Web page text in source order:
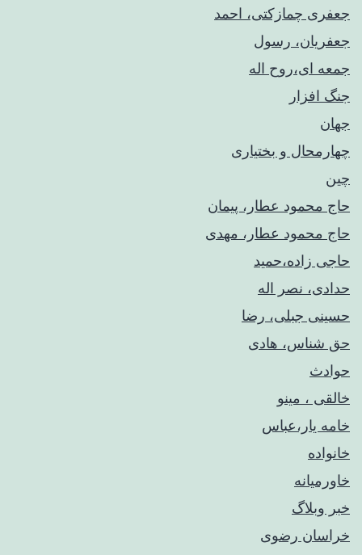
جعفری چمازکتی، احمد
جعفریان، رسول
جمعه ای،روح اله
جنگ افزار
جهان
چهارمحال و بختیاری
چین
حاج محمود عطار، پیمان
حاج محمود عطار، مهدی
حاجی زاده،حمید
حدادی، نصر اله
حسینی جبلی، رضا
حق شناس، هادی
حوادث
خالقی ، مینو
خامه یار،عباس
خانواده
خاورمیانه
خبر وبلاگ
خراسان رضوی